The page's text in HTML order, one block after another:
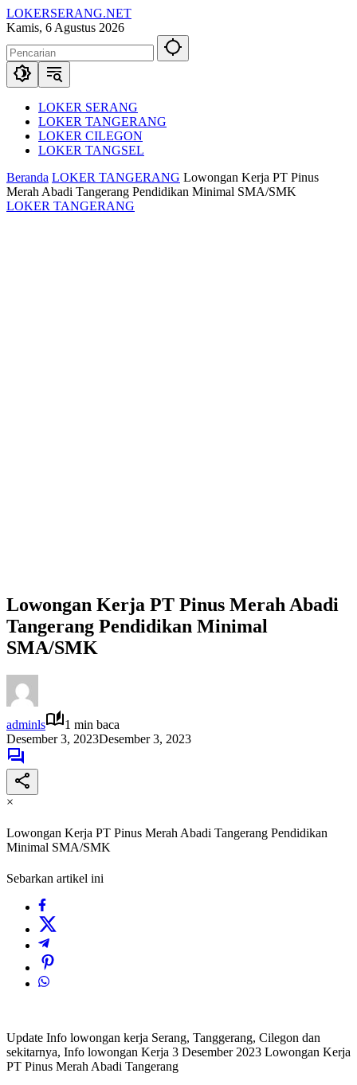
Langsung
ke
LOKERSERANG.NET
Info
Kerja
Serang
dan
Kamis, 6 Agustus 2026
LOKER SERANG
LOKER TANGERANG
LOKER CILEGON
LOKER TANGSEL
Beranda LOKER TANGERANG Lowongan Kerja PT Pinus
Merah Abadi Tangerang Pendidikan Minimal SMA/SMK
LOKER TANGERANG
Lowongan Kerja PT Pinus Merah Abadi
Tangerang Pendidikan Minimal
SMA/SMK
adminls
1 min baca
Desember 3, 2023Desember 3, 2023
×
Lowongan Kerja PT Pinus Merah Abadi Tangerang Pendidikan
Minimal SMA/SMK
Sebarkan artikel ini
Update Info lowongan kerja Serang, Tanggerang, Cilegon dan
sekitarnya, Info lowongan Kerja 3 Desember 2023 Lowongan Kerja
PT Pinus Merah Abadi Tangerang